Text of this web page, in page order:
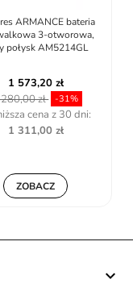
ARMANCE bateria
3-otworowa,
połysk AM5214GL
1 573,20 zł
zł -31%
cena z 30 dni:
1 311,00 zł
ZOBACZ
